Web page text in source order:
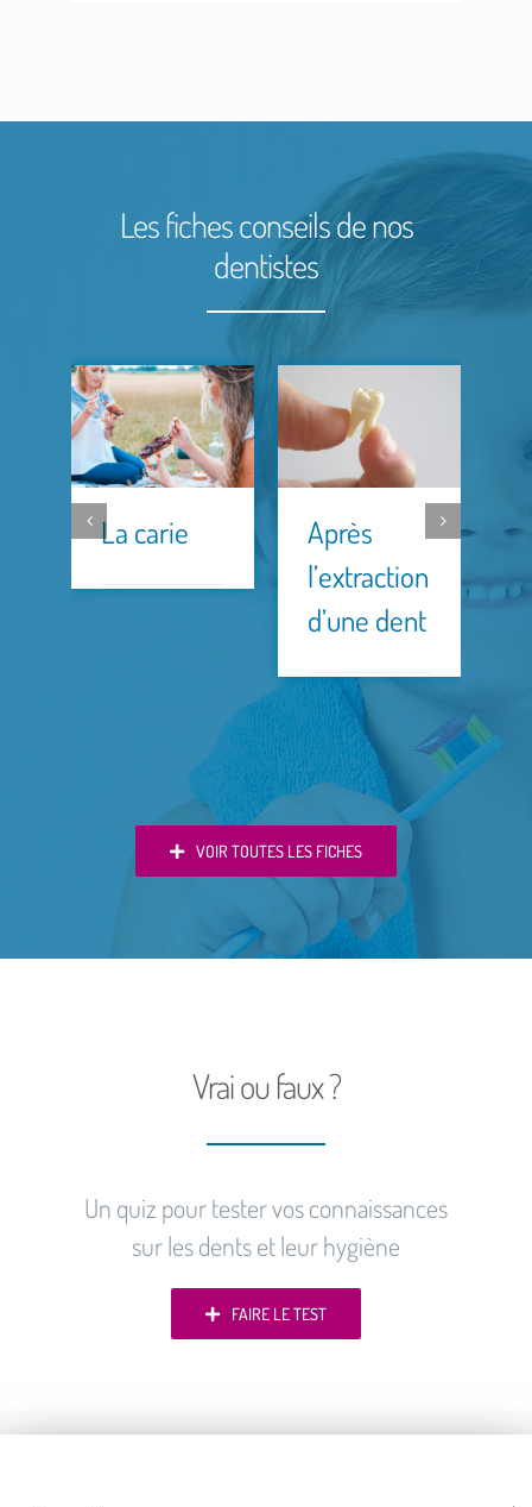
Les fiches conseils de nos
dentistes
La carie
Après
l’extraction
d’une dent
VOIR TOUTES LES FICHES
Vrai ou faux ?
Un quiz pour tester vos connaissances
sur les dents et leur hygiène
FAIRE LE TEST